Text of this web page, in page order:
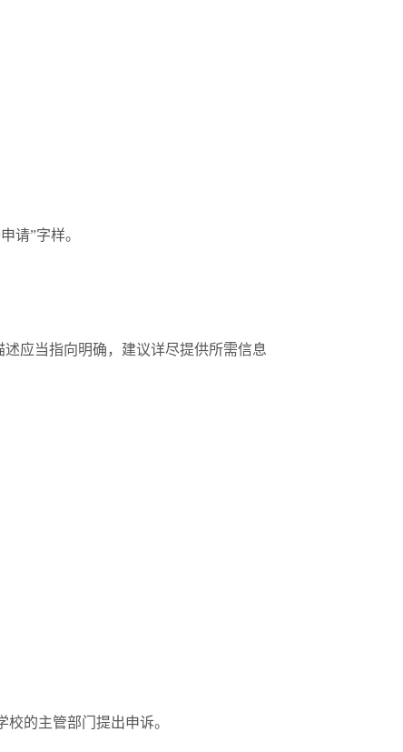
请”字样。
应当指向明确，建议详尽提供所需信息
的主管部门提出申诉。